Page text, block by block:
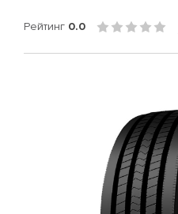
Рейтинг 0.0